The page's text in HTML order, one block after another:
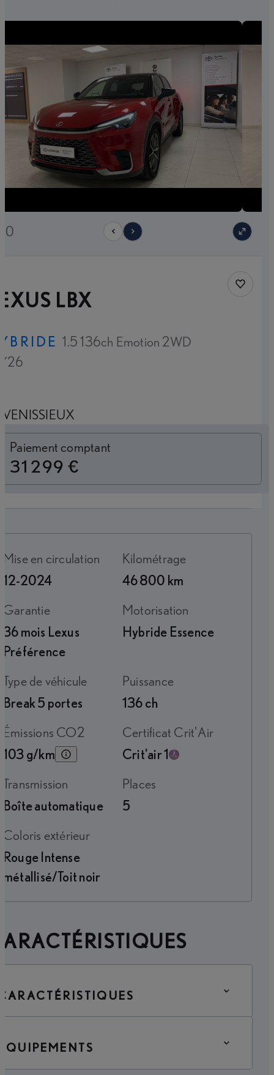
LBX
1.5 136ch Emotion 2WD
VENISSIEUX
Paiement comptant
31 299 €
Mise en circulation
12-2024
Kilométrage
46 800 km
Garantie
36 mois Lexus
Préférence
Motorisation
Hybride Essence
Type de véhicule
Break 5 portes
Puissance
136 ch
Émissions CO2
103 g/km
Certificat Crit'Air
Crit'air 1
Transmission
Boîte automatique
Places
5
Coloris extérieur
Rouge Intense
métallisé/Toit noir